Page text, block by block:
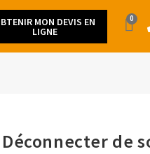
MON DEVIS EN
LIGNE
0
de